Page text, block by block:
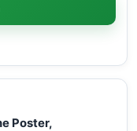
Poster,